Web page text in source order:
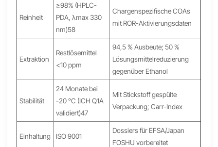
Reinheit
≥98% (HPLC-
PDA, λmax 330
nm)58
Chargenspezifische COAs
mit ROR-Aktivierungsdaten
Extraktion
Restlösemittel
<10 ppm
94,5 % Ausbeute; 50 %
Lösungsmittelreduzierung
gegenüber Ethanol
Stabilität
24 Monate bei
-20 °C (ICH Q1A
validiert)47
Mit Stickstoff gespülte
Verpackung; Carr-Index
Einhaltung ISO 9001
Dossiers für EFSA/Japan
FOSHU vorbereitet